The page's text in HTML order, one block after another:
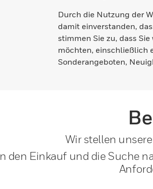
Durch die Nutzung der
damit einverstanden,
stimmen Sie zu, dass
möchten, einschließlich
Sonderangeboten,
Wir stellen
den Einkauf und die Suche